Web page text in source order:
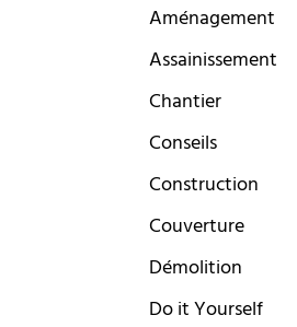
Aménagement
Assainissement
Chantier
Conseils
Construction
Couverture
Démolition
Do it Yourself